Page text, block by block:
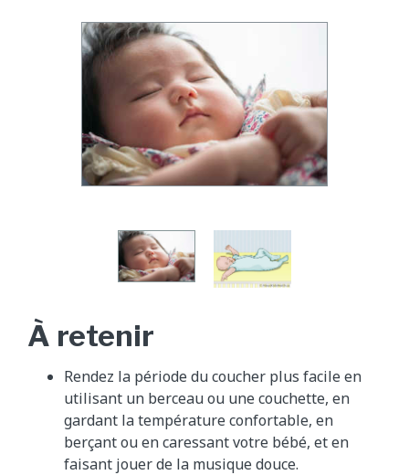
À retenir
Rendez la période du coucher plus facile en
utilisant un berceau ou une couchette, en
gardant la température confortable, en
berçant ou en caressant votre bébé, et en
faisant jouer de la musique douce.